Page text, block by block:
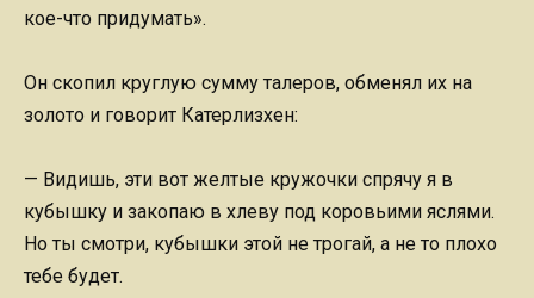
кое-что придумать».
Он скопил круглую сумму талеров, обменял их на
золото и говорит Катерлизхен:
— Видишь, эти вот желтые кружочки спрячу я в
кубышку и закопаю в хлеву под коровьими яслями.
Но ты смотри, кубышки этой не трогай, а не то плохо
тебе будет.